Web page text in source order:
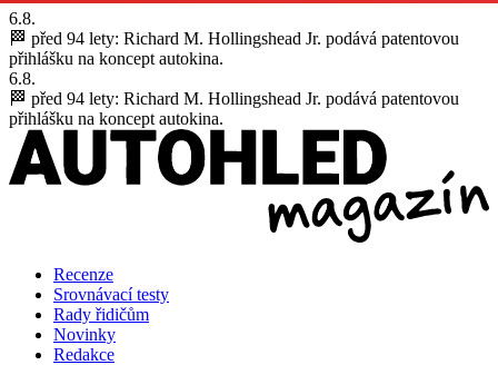
6.8.
🏁 před 94 lety: Richard M. Hollingshead Jr. podává patentovou
přihlášku na koncept autokina.
6.8.
🏁 před 94 lety: Richard M. Hollingshead Jr. podává patentovou
přihlášku na koncept autokina.
Recenze
Srovnávací testy
Rady řidičům
Novinky
Redakce